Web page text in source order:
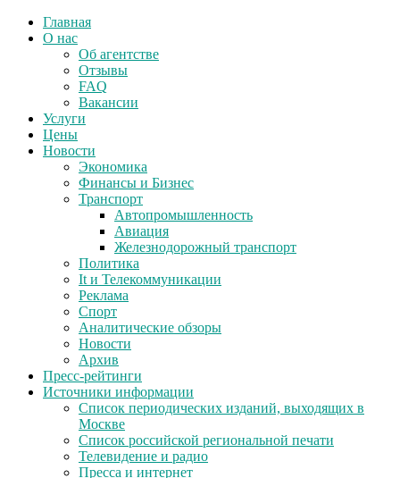
Главная
О нас
Об агентстве
Отзывы
FAQ
Вакансии
Услуги
Цены
Новости
Экономика
Финансы и Бизнес
Транспорт
Автопромышленность
Авиация
Железнодорожный транспорт
Политика
It и Телекоммуникации
Реклама
Спорт
Аналитические обзоры
Новости
Архив
Пресс-рейтинги
Источники информации
Список периодических изданий, выходящих в
Москве
Список российской региональной печати
Телевидение и радио
Пресса и интернет